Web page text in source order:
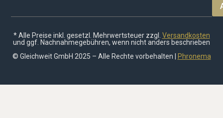
* Alle Preise inkl. gesetzl. Mehrwertsteuer zzgl. Versandkosten
und ggf. Nachnahmegebühren, wenn nicht anders beschrieben
© Gleichweit GmbH 2025 – Alle Rechte vorbehalten |
Phronema